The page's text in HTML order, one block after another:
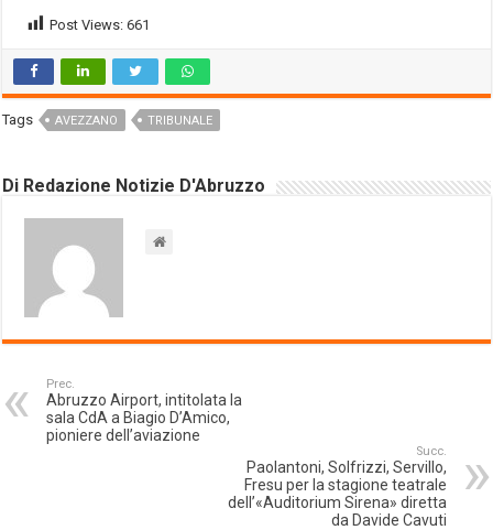
Post Views: 661
Tags AVEZZANO TRIBUNALE
Di Redazione Notizie D'Abruzzo
Prec.
Abruzzo Airport, intitolata la
sala CdA a Biagio D’Amico,
pioniere dell’aviazione
Succ.
Paolantoni, Solfrizzi, Servillo,
Fresu per la stagione teatrale
dell’«Auditorium Sirena» diretta
da Davide Cavuti